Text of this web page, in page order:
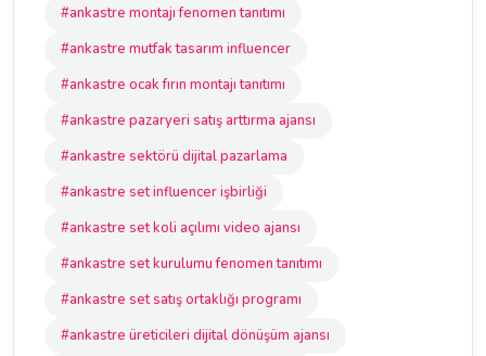
#ankastre montajı fenomen tanıtımı
#ankastre mutfak tasarım influencer
#ankastre ocak fırın montajı tanıtımı
#ankastre pazaryeri satış arttırma ajansı
#ankastre sektörü dijital pazarlama
#ankastre set influencer işbirliği
#ankastre set koli açılımı video ajansı
#ankastre set kurulumu fenomen tanıtımı
#ankastre set satış ortaklığı programı
#ankastre üreticileri dijital dönüşüm ajansı